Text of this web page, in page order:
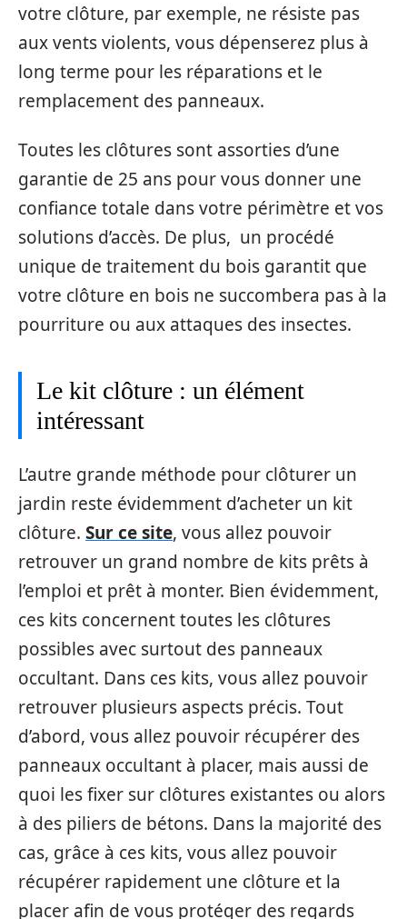
votre clôture, par exemple, ne résiste pas
aux vents violents, vous dépenserez plus à
long terme pour les réparations et le
remplacement des panneaux.
Toutes les clôtures sont assorties d’une
garantie de 25 ans pour vous donner une
confiance totale dans votre périmètre et vos
solutions d’accès. De plus, un procédé
unique de traitement du bois garantit que
votre clôture en bois ne succombera pas à la
pourriture ou aux attaques des insectes.
Le kit clôture : un élément
intéressant
L’autre grande méthode pour clôturer un
jardin reste évidemment d’acheter un kit
clôture. Sur ce site, vous allez pouvoir
retrouver un grand nombre de kits prêts à
l’emploi et prêt à monter. Bien évidemment,
ces kits concernent toutes les clôtures
possibles avec surtout des panneaux
occultant. Dans ces kits, vous allez pouvoir
retrouver plusieurs aspects précis. Tout
d’abord, vous allez pouvoir récupérer des
panneaux occultant à placer, mais aussi de
quoi les fixer sur clôtures existantes ou alors
à des piliers de bétons. Dans la majorité des
cas, grâce à ces kits, vous allez pouvoir
récupérer rapidement une clôture et la
placer afin de vous protéger des regards